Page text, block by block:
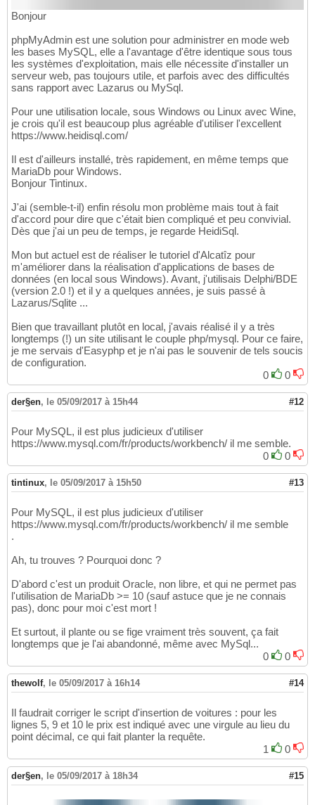
Bonjour
phpMyAdmin est une solution pour administrer en mode web
les bases MySQL, elle a l'avantage d'être identique sous tous
les systèmes d'exploitation, mais elle nécessite d'installer un
serveur web, pas toujours utile, et parfois avec des difficultés
sans rapport avec Lazarus ou MySql.
Pour une utilisation locale, sous Windows ou Linux avec Wine,
je crois qu'il est beaucoup plus agréable d'utiliser l'excellent
https://www.heidisql.com/
Il est d'ailleurs installé, très rapidement, en même temps que
MariaDb pour Windows.
Bonjour Tintinux.
J'ai (semble-t-il) enfin résolu mon problème mais tout à fait
d'accord pour dire que c'était bien compliqué et peu convivial.
Dès que j'ai un peu de temps, je regarde HeidiSql.
Mon but actuel est de réaliser le tutoriel d'Alcatîz pour
m'améliorer dans la réalisation d'applications de bases de
données (en local sous Windows). Avant, j'utilisais Delphi/BDE
(version 2.0 !) et il y a quelques années, je suis passé à
Lazarus/Sqlite ...
Bien que travaillant plutôt en local, j'avais réalisé il y a très
longtemps (!) un site utilisant le couple php/mysql. Pour ce faire,
je me servais d'Easyphp et je n'ai pas le souvenir de tels soucis
de configuration.
0
0
der§en, le 05/09/2017 à 15h44 #12
Pour MySQL, il est plus judicieux d'utiliser
https://www.mysql.com/fr/products/workbench/ il me semble.
0
0
tintinux, le 05/09/2017 à 15h50 #13
Pour MySQL, il est plus judicieux d'utiliser
https://www.mysql.com/fr/products/workbench/ il me semble
.
Ah, tu trouves ? Pourquoi donc ?
D'abord c'est un produit Oracle, non libre, et qui ne permet pas
l'utilisation de MariaDb >= 10 (sauf astuce que je ne connais
pas), donc pour moi c'est mort !
Et surtout, il plante ou se fige vraiment très souvent, ça fait
longtemps que je l'ai abandonné, même avec MySql...
0
0
thewolf, le 05/09/2017 à 16h14 #14
Il faudrait corriger le script d'insertion de voitures : pour les
lignes 5, 9 et 10 le prix est indiqué avec une virgule au lieu du
point décimal, ce qui fait planter la requête.
1
0
der§en, le 05/09/2017 à 18h34 #15